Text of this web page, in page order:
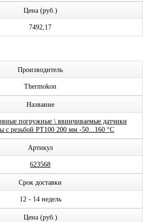
Цена (руб.)
7492,17
Производитель
Thermokon
Название
погружные \ ввинчиваемые датчики
с резьбой PT100 200 мм -50...160 °C
Артикул
623568
Срок доставки
12 - 14 недель
Цена (руб.)